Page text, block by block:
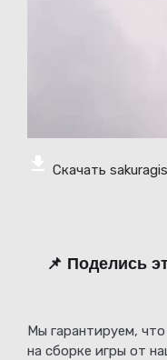
Скачать
📌 Поделись
Мы гарантируем,
на сборке игры от